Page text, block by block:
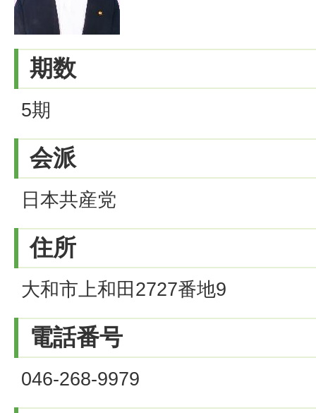
期数
5期
会派
日本共産党
住所
大和市上和田2727番地9
電話番号
046-268-9979